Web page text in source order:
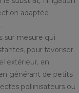
adaptée
sur mesure qui
pour favoriser
extérieur, en
générant de petits
pollinisateurs ou